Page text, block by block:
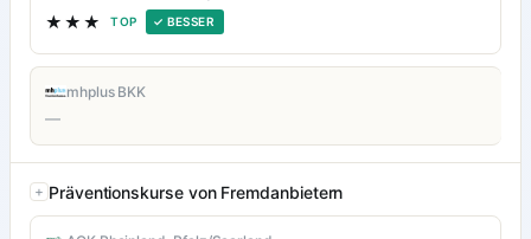
★★★ TOP ✓ BESSER
mhplus BKK
—
Präventionskurse von Fremdanbietern